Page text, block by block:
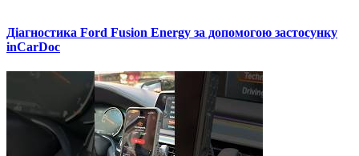
Діагностика Ford Fusion Energy за допомогою застосунку
inCarDoc